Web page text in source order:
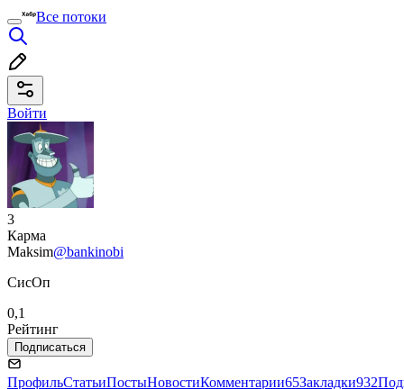
Все потоки
Войти
3
Карма
Maksim@bankinobi
СисОп
0,1
Рейтинг
Подписаться
ПрофильСтатьиПостыНовостиКомментарии65Закладки932